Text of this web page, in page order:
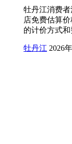
牡丹江消费
店免费估算
的计价方式和
牡丹江 2026